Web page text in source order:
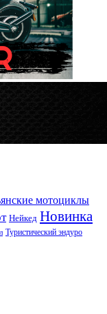
мотоциклы
Нейкед Новинка
Туристический эндуро